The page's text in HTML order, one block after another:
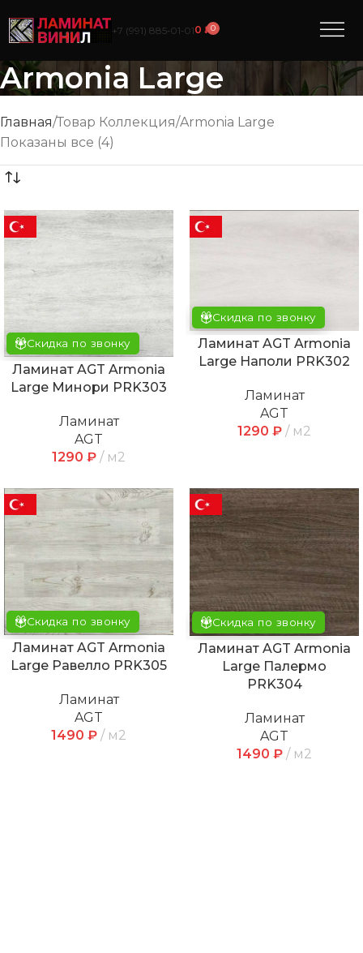
+7 (991) 885‑01‑010₽0
Armonia Large
Главная Товар Коллекция Armonia Large
Показаны все (4)
Скидка по звонку
Ламинат AGT Armonia
Large Минори PRK303
Ламинат
AGT
1290 ₽ м2
Скидка по звонку
Ламинат AGT Armonia
Large Наполи PRK302
Ламинат
AGT
1290 ₽ м2
Скидка по звонку
Ламинат AGT Armonia
Large Равелло PRK305
Ламинат
AGT
1490 ₽ м2
Скидка по звонку
Ламинат AGT Armonia
Large Палермо
PRK304
Ламинат
AGT
1490 ₽ м2